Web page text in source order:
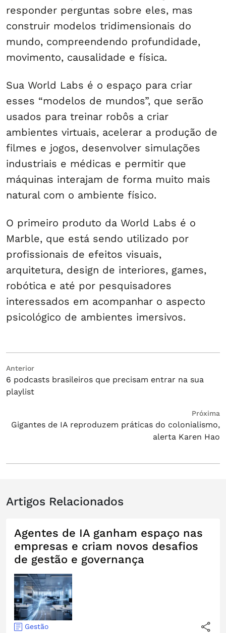
responder perguntas sobre eles, mas
construir modelos tridimensionais do
mundo, compreendendo profundidade,
movimento, causalidade e física.
Sua World Labs é o espaço para criar
esses “modelos de mundos”, que serão
usados para treinar robôs a criar
ambientes virtuais, acelerar a produção de
filmes e jogos, desenvolver simulações
industriais e médicas e permitir que
máquinas interajam de forma muito mais
natural com o ambiente físico.
O primeiro produto da World Labs é o
Marble, que está sendo utilizado por
profissionais de efeitos visuais,
arquitetura, design de interiores, games,
robótica e até por pesquisadores
interessados em acompanhar o aspecto
psicológico de ambientes imersivos.
Navegação
de
Post
Anterior
Post
anterior:
6 podcasts brasileiros que precisam entrar na sua
playlist
Próxima
post:
Gigantes de IA reproduzem práticas do colonialismo,
alerta Karen Hao
Artigos Relacionados
Agentes de IA ganham espaço nas
empresas e criam novos desafios
de gestão e governança
Gestão